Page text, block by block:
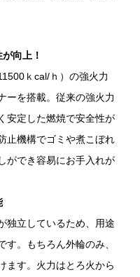
向上！
ｋcal/ｈ）の強火力
ーを搭載。従来の強火力
安定した燃焼で安全性が
止機構でゴミや煮こぼれ
ができ容易にお手入れが
独立しているため、用途
。もちろん外輪のみ、
ます。火力はとろ火から